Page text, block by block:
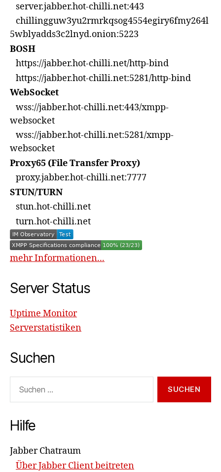
server.jabber.hot-chilli.net:443
chillingguw3yu2rmrkqsog4554egiry6fmy264l
5wblyadds3c2lnyd.onion:5223
BOSH
https://jabber.hot-chilli.net/http-bind
https://jabber.hot-chilli.net:5281/http-bind
WebSocket
wss://jabber.hot-chilli.net:443/xmpp-
websocket
wss://jabber.hot-chilli.net:5281/xmpp-
websocket
Proxy65 (File Transfer Proxy)
proxy.jabber.hot-chilli.net:7777
STUN/TURN
stun.hot-chilli.net
turn.hot-chilli.net
mehr Informationen...
Server Status
Uptime Monitor
Serverstatistiken
Suchen
nach:
Hilfe
Jabber Chatraum
Über Jabber Client beitreten